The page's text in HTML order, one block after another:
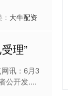
大牛配资
理”
讯：6月3
公开发....